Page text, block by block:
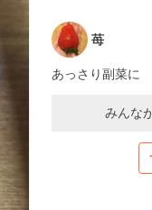
苺
あっさり副菜に
みんな